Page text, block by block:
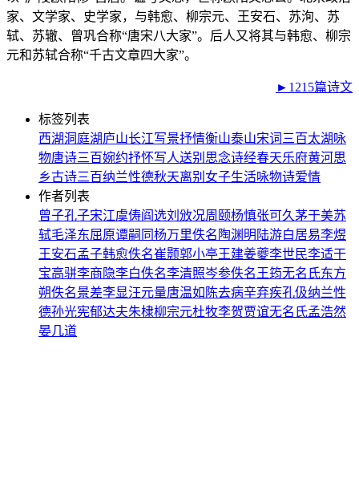
家、文学家、史学家，与韩愈、柳宗元、王安石、苏洵、苏
轼、苏辙、曾巩合称“唐宋八大家”。后人又将其与韩愈、柳宗
元和苏轼合称“千古文章四大家”。
►1215篇诗文
标签列表
西湖洞庭湖庐山长江写景抒情衡山泰山宋词三百太湖 咏
物唐诗三百婉约抒怀写人送别 思念诗经春天乐府黄河思
乡古诗三百纳兰性德秋天离别 女子生活咏物诗爱情
作者列表
曾子孔子宋江虞俦阎选刘攽况周颐杨慎张可久茅于美苏
轼毛泽东屈原谭嗣同杨万里佚名 陶渊明 陆游白居易李煜
王安石孟子韩愈佚名崔颢郭小亭王建姜夔李世民李适干
宝高骈李商隐李白佚名李清照岑参佚名 王筠无名氏东方
朔佚名景差李显汪元量唐温如 陈去病辛弃疾孔伋纳兰性
德孙光宪郁达夫朱棣柳宗元杜牧李贺贾谊无名氏孟浩然
晏几道